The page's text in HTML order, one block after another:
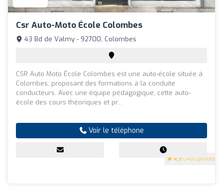
Csr Auto-Moto École Colombes
4.9 (149 Opinions)
43 Bd de Valmy - 92700, Colombes
CSR Auto Moto École Colombes est une auto-école située à
Colombes, proposant des formations à la conduite
conducteurs. Avec une équipe pédagogique, cette auto-
école des cours théoriques et pr...
Voir le téléphone